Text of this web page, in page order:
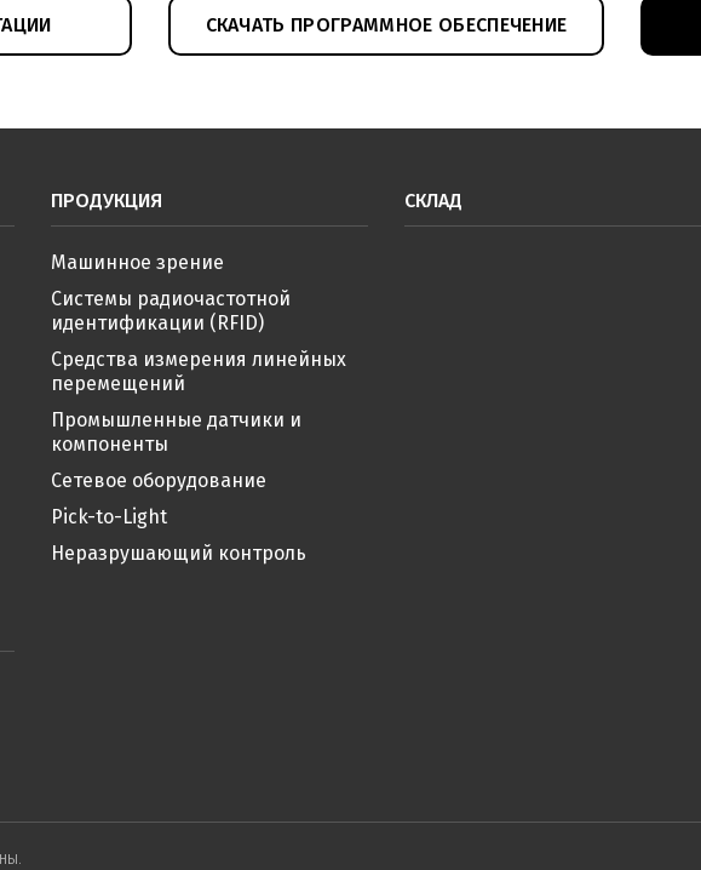
СКАЧАТЬ ПРОГРАММНОЕ ОБЕСПЕЧЕНИЕ
ПРОДУКЦИЯ
Машинное зрение
Системы радиочастотной
идентификации (RFID)
Средства измерения линейных
перемещений
Промышленные датчики и
компоненты
Сетевое оборудование
Pick-to-Light
Неразрушающий контроль
СКЛАД